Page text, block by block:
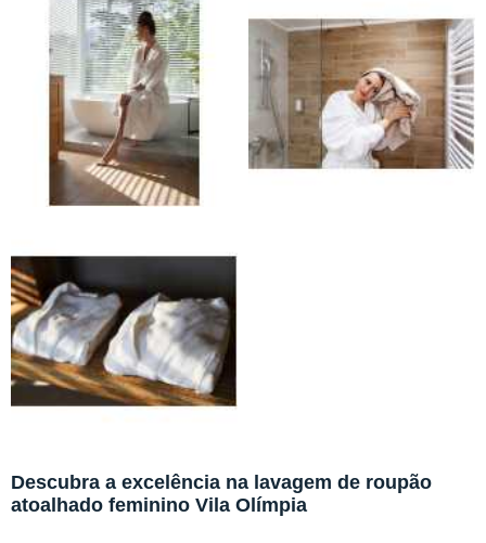
Descubra a excelência na lavagem de roupão
atoalhado feminino Vila Olímpia